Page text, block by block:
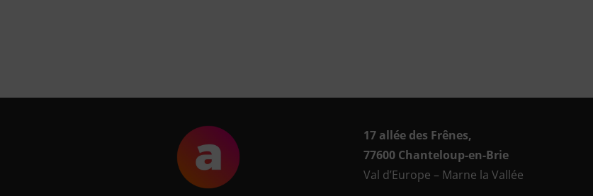
17 allée des Frênes,
77600 Chanteloup-en-Brie
Val d’Europe – Marne la Vallée